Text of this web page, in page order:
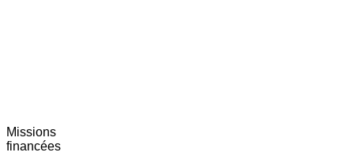
Missions
financées